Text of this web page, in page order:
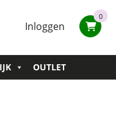
Inloggen
0
OUTLET